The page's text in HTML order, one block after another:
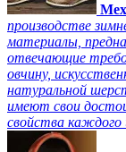
производстве
материалы,
отвечающие
овчину,
натуральной
имеют свои
свойства каждого